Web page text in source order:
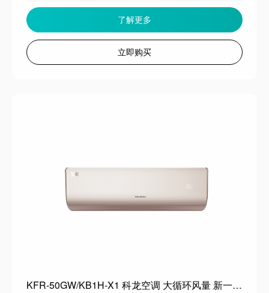
了解更多
立即购买
KFR-50GW/KB1H-X1 科龙空调 大循环风量 新一级能效 高温自清洁 空调挂机